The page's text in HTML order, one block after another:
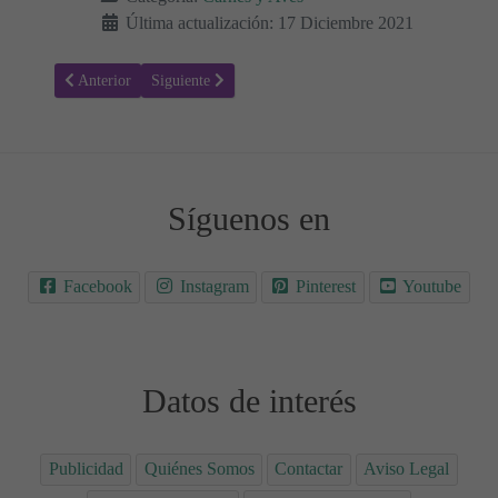
Última actualización: 17 Diciembre 2021
Artículo anterior: Receta para hacer Pavo asado con relleno de
Anterior Artículo siguiente: Receta para hacer Pollo con
Siguiente
Síguenos en
Facebook Instagram Pinterest Youtube
Datos de interés
Publicidad Quiénes Somos Contactar
Aviso Legal